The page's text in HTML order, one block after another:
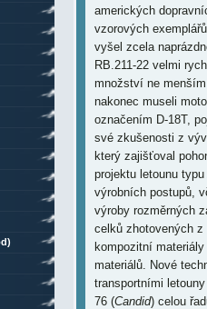
amerických
vzorových
vyšel zcela
RB.211-22 velmi
množství ne
nakonec museli
označením D-18T,
své zkušenosti z
který zajišťoval
projektu letounu
výrobních postupů,
výroby rozměrných
celků zhotovených
kompozitní
materiálů. Nové
transportními
76 (Candid) celou